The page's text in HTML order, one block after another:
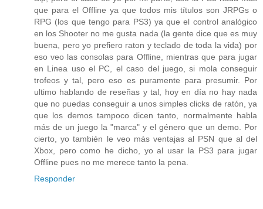
que para el Offline ya que todos mis títulos son JRPGs o
RPG (los que tengo para PS3) ya que el control analógico
en los Shooter no me gusta nada (la gente dice que es muy
buena, pero yo prefiero raton y teclado de toda la vida) por
eso veo las consolas para Offline, mientras que para jugar
en Linea uso el PC, el caso del juego, si mola conseguir
trofeos y tal, pero eso es puramente para presumir. Por
ultimo hablando de reseñas y tal, hoy en día no hay nada
que no puedas conseguir a unos simples clicks de ratón, ya
que los demos tampoco dicen tanto, normalmente habla
más de un juego la "marca" y el género que un demo. Por
cierto, yo también le veo más ventajas al PSN que al del
Xbox, pero como he dicho, yo al usar la PS3 para jugar
Offline pues no me merece tanto la pena.
Responder